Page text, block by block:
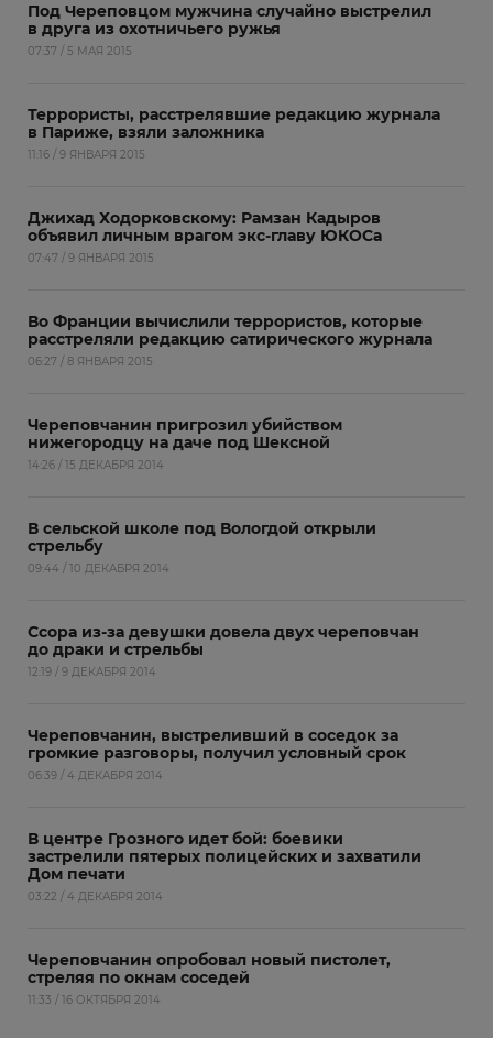
Под Череповцом мужчина случайно выстрелил
в друга из охотничьего ружья
07:37 / 5 МАЯ 2015
Террористы, расстрелявшие редакцию журнала
в Париже, взяли заложника
11:16 / 9 ЯНВАРЯ 2015
Джихад Ходорковскому: Рамзан Кадыров
объявил личным врагом экс-главу ЮКОСа
07:47 / 9 ЯНВАРЯ 2015
Во Франции вычислили террористов, которые
расстреляли редакцию сатирического журнала
06:27 / 8 ЯНВАРЯ 2015
Череповчанин пригрозил убийством
нижегородцу на даче под Шексной
14:26 / 15 ДЕКАБРЯ 2014
В сельской школе под Вологдой открыли
стрельбу
09:44 / 10 ДЕКАБРЯ 2014
Ссора из-за девушки довела двух череповчан
до драки и стрельбы
12:19 / 9 ДЕКАБРЯ 2014
Череповчанин, выстреливший в соседок за
громкие разговоры, получил условный срок
06:39 / 4 ДЕКАБРЯ 2014
В центре Грозного идет бой: боевики
застрелили пятерых полицейских и захватили
Дом печати
03:22 / 4 ДЕКАБРЯ 2014
Череповчанин опробовал новый пистолет,
стреляя по окнам соседей
11:33 / 16 ОКТЯБРЯ 2014